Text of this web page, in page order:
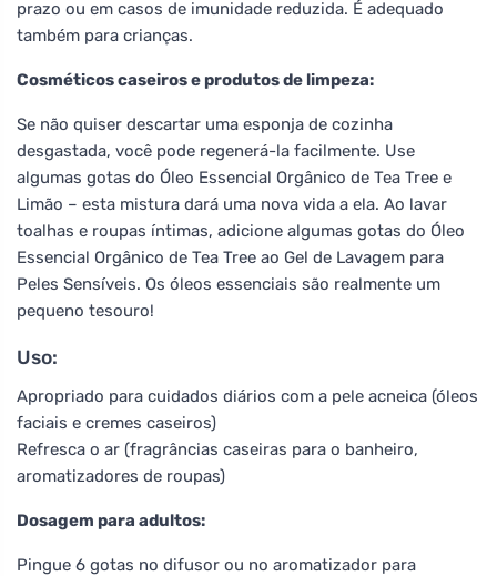
prazo ou em casos de imunidade reduzida. É adequado
também para crianças.
Cosméticos caseiros e produtos de limpeza:
Se não quiser descartar uma esponja de cozinha
desgastada, você pode regenerá-la facilmente. Use
algumas gotas do Óleo Essencial Orgânico de Tea Tree e
Limão – esta mistura dará uma nova vida a ela. Ao lavar
toalhas e roupas íntimas, adicione algumas gotas do Óleo
Essencial Orgânico de Tea Tree ao Gel de Lavagem para
Peles Sensíveis. Os óleos essenciais são realmente um
pequeno tesouro!
Uso:
Apropriado para cuidados diários com a pele acneica (óleos
faciais e cremes caseiros)
Refresca o ar (fragrâncias caseiras para o banheiro,
aromatizadores de roupas)
Dosagem para adultos:
Pingue 6 gotas no difusor ou no aromatizador para